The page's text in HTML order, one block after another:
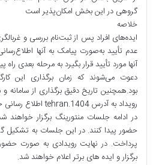
گروهی در این بخش امکان‌پذیر است
خلاصه
ایده‌های افراد پس از ثبت‌نام بررسی و
عدم تأیید به‌صورت پیامک به آنها
آنها مورد تأیید قرار بگیرد به مرحله بعدی راه
دعوت می‌شوند که زمان برگذاری این
بود.همچنین تاریخ دقیق برگذاری از
رویداد به آدرس 1404.tehran اطلاع رسانی خواهد شد.
در ادامه جلسات منتورینگ برگزار خواهند
حضور پیدا کنند. در این جلسات به تشکیل
پرداخت. در نهایت رویدادی به صورت
برگزار و ایده های برتر اعلام خواهند شد.